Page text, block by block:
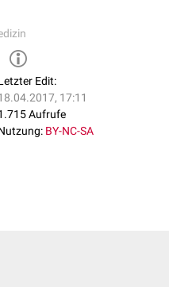
Edit:
17:11
Aufrufe
BY-NC-SA